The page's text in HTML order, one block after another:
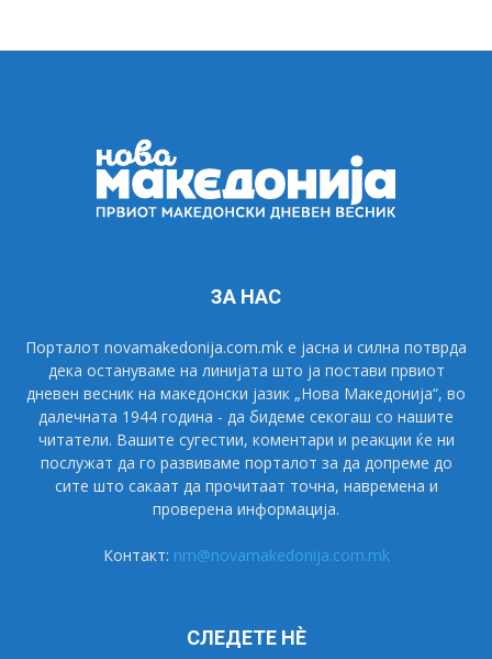
ЗА НАС
Порталот novamakedonija.com.mk е јасна и силна потврда
дека остануваме на линијата што ја постави првиот
дневен весник на македонски јазик „Нова Македонија“, во
далечната 1944 година - да бидеме секогаш со нашите
читатели. Вашите сугестии, коментари и реакции ќе ни
послужат да го развиваме порталот за да допреме до
сите што сакаат да прочитаат точна, навремена и
проверена информација.
Контакт: nm@novamakedonija.com.mk
СЛЕДЕТЕ НÈ